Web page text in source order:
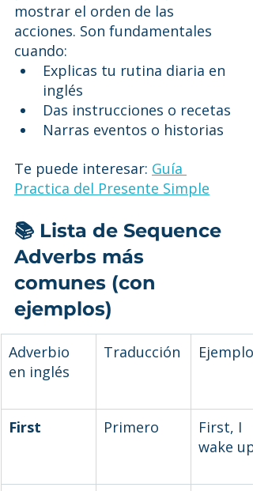
mostrar el orden de las
acciones. Son fundamentales
cuando:
Explicas tu rutina diaria en
inglés
Das instrucciones o recetas
Narras eventos o historias
Te puede interesar: Guía
Practica del Presente Simple
📚 Lista de Sequence
Adverbs más
comunes (con
ejemplos)
Adverbio
en inglés
Traducción Ejemplo
First Primero
First, I
wake up.